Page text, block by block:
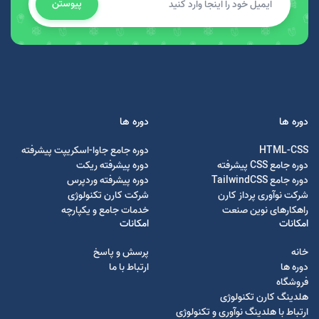
پیوستن
دوره ها
HTML-CSS
دوره جامع CSS پیشرفته
دوره جامع TailwindCSS
شرکت نوآوری پرداز کارن
راهکارهای نوین صنعت
دوره ها
دوره جامع جاوا-اسکریپت پیشرفته
دوره پیشرفته ریکت
دوره پیشرفته وردپرس
شرکت کارن تکنولوژی
خدمات جامع و یکپارچه
امکانات
خانه
دوره ها
فروشگاه
هلدینگ کارن تکنولوژی
ارتباط با هلدینگ نوآوری و تکنولوژی
امکانات
پرسش و پاسخ
ارتباط با ما